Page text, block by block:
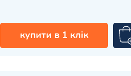
купити в 1 клік